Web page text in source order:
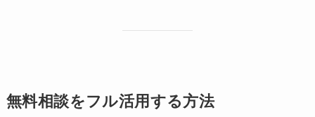
無料相談をフル活用する方法